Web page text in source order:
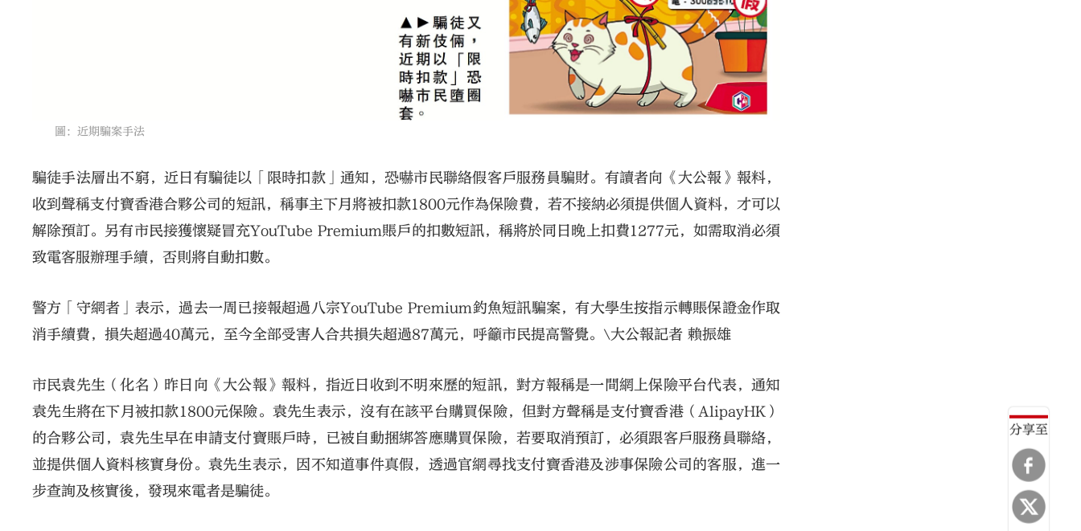
分享至
圖：近期騙案手法
騙徒手法層出不窮，近日有騙徒以「限時扣款」通知，恐嚇市民聯絡假客戶服務員騙財。有讀者向《大公報》報料，
收到聲稱支付寶香港合夥公司的短訊，稱事主下月將被扣款1800元作為保險費，若不接納必須提供個人資料，才可以
解除預訂。另有市民接獲懷疑冒充YouTube Premium賬戶的扣數短訊，稱將於同日晚上扣費1277元，如需取消必須
致電客服辦理手續，否則將自動扣數。
警方「守網者」表示，過去一周已接報超過八宗YouTube Premium釣魚短訊騙案，有大學生按指示轉賬保證金作取
消手續費，損失超過40萬元，至今全部受害人合共損失超過87萬元，呼籲市民提高警覺。\大公報記者 賴振雄
市民袁先生（化名）昨日向《大公報》報料，指近日收到不明來歷的短訊，對方報稱是一間網上保險平台代表，通知
袁先生將在下月被扣款1800元保險。袁先生表示，沒有在該平台購買保險，但對方聲稱是支付寶香港（AlipayHK）
的合夥公司，袁先生早在申請支付寶賬戶時，已被自動捆綁答應購買保險，若要取消預訂，必須跟客戶服務員聯絡，
並提供個人資料核實身份。袁先生表示，因不知道事件真假，透過官網尋找支付寶香港及涉事保險公司的客服，進一
步查詢及核實後，發現來電者是騙徒。